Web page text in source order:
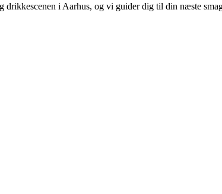
i Aarhus, og vi guider dig til din næste